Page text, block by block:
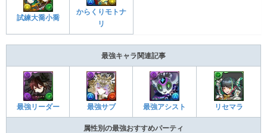
試練大喬小喬
からくりモトナ
リ
最強キャラ関連記事
最強リーダー 最強サブ 最強アシスト リセマラ
属性別の最強おすすめパーティ